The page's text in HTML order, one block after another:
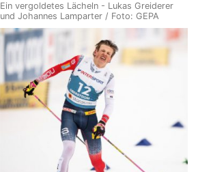
Ein vergoldetes Lächeln - Lukas Greiderer
und Johannes Lamparter / Foto: GEPA